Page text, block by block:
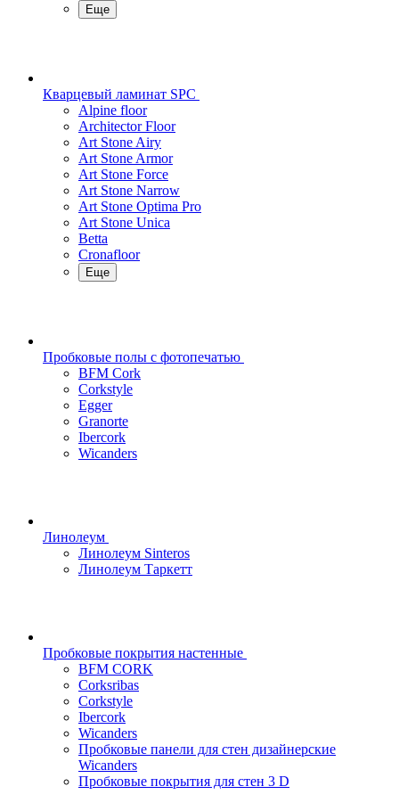
Еще
Кварцевый ламинат SPC
Alpine floor
Architector Floor
Art Stone Airy
Art Stone Armor
Art Stone Force
Art Stone Narrow
Art Stone Optima Pro
Art Stone Unica
Betta
Cronafloor
Еще
Пробковые полы с фотопечатью
BFM Cork
Corkstyle
Egger
Granorte
Ibercork
Wicanders
Линолеум
Линолеум Sinteros
Линолеум Таркетт
Пробковые покрытия настенные
BFM CORK
Corksribas
Corkstyle
Ibercork
Wicanders
Пробковые панели для стен дизайнерские
Wicanders
Пробковые покрытия для стен 3 D